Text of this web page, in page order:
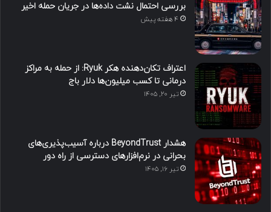
بررسی احتمال نشت داده‌ها در جریان حمله اخیر
4 هفته پیش
اعتراف تکان‌دهنده هکر Ryuk: از حمله به مراکز
درمانی تا کسب میلیون‌ها دلار باج
تیر ۲۰, ۱۴۰۵
هشدار BeyondTrust درباره آسیب‌پذیری‌های
بحرانی در نرم‌افزارهای دسترسی از راه دور
تیر ۱۶, ۱۴۰۵